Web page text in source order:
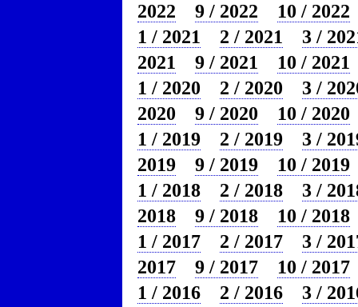
2022
9 / 2022
10 / 2022
1 / 2021
2 / 2021
3 /
2021
9 / 2021
10 / 2021
1 / 2020
2 / 2020
3 /
2020
9 / 2020
10 / 2020
1 / 2019
2 / 2019
3 /
2019
9 / 2019
10 / 2019
1 / 2018
2 / 2018
3 /
2018
9 / 2018
10 / 2018
1 / 2017
2 / 2017
3 /
2017
9 / 2017
10 / 2017
1 / 2016
2 / 2016
3 /